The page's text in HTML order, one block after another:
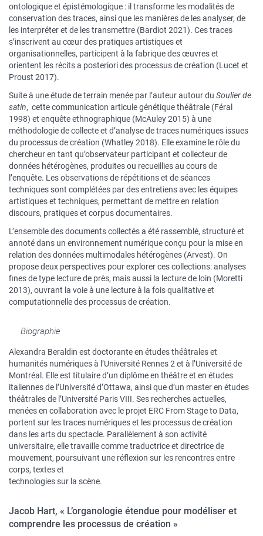
ontologique et épistémologique : il transforme les modalités de
conservation des traces, ainsi que les manières de les analyser, de
les interpréter et de les transmettre (Bardiot 2021). Ces traces
s’inscrivent au cœur des pratiques artistiques et
organisationnelles, participent à la fabrique des œuvres et
orientent les récits a posteriori des processus de création (Lucet et
Proust 2017).
Suite à une étude de terrain menée par l’auteur autour du Soulier de
satin, cette communication articule génétique théâtrale (Féral
1998) et enquête ethnographique (McAuley 2015) à une
méthodologie de collecte et d’analyse de traces numériques issues
du processus de création (Whatley 2018). Elle examine le rôle du
chercheur en tant qu’observateur participant et collecteur de
données hétérogènes, produites ou recueillies au cours de
l’enquête. Les observations de répétitions et de séances
techniques sont complétées par des entretiens avec les équipes
artistiques et techniques, permettant de mettre en relation
discours, pratiques et corpus documentaires.
L’ensemble des documents collectés a été rassemblé, structuré et
annoté dans un environnement numérique conçu pour la mise en
relation des données multimodales hétérogènes (Arvest). On
propose deux perspectives pour explorer ces collections: analyses
fines de type lecture de près, mais aussi la lecture de loin (Moretti
2013), ouvrant la voie à une lecture à la fois qualitative et
computationnelle des processus de création.
Biographie
Alexandra Beraldin est doctorante en études théâtrales et
humanités numériques à l’Université Rennes 2 et à l’Université de
Montréal. Elle est titulaire d’un diplôme en théâtre et en études
italiennes de l’Université d’Ottawa, ainsi que d’un master en études
théâtrales de l’Université Paris VIII. Ses recherches actuelles,
menées en collaboration avec le projet ERC From Stage to Data,
portent sur les traces numériques et les processus de création
dans les arts du spectacle. Parallèlement à son activité
universitaire, elle travaille comme traductrice et directrice de
mouvement, poursuivant une réflexion sur les rencontres entre
corps, textes et
technologies sur la scène.
Jacob Hart, « L’organologie étendue pour modéliser et
comprendre les processus de création »